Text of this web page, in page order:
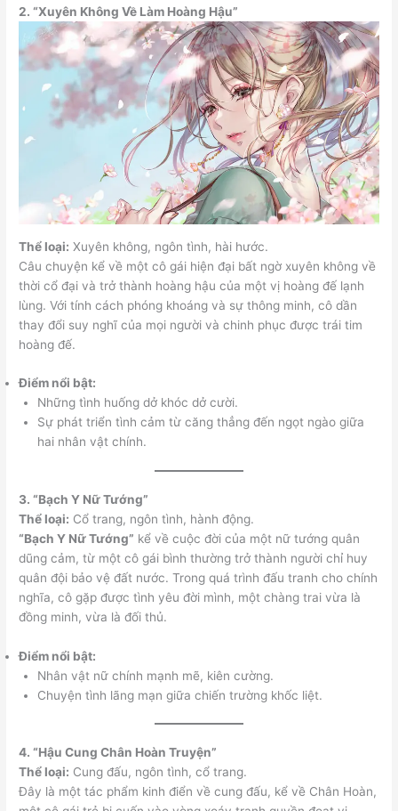
2. “Xuyên Không Về Làm Hoàng Hậu”
Thể loại: Xuyên không, ngôn tình, hài hước.
Câu chuyện kể về một cô gái hiện đại bất ngờ xuyên không về
thời cổ đại và trở thành hoàng hậu của một vị hoàng đế lạnh
lùng. Với tính cách phóng khoáng và sự thông minh, cô dần
thay đổi suy nghĩ của mọi người và chinh phục được trái tim
hoàng đế.
Điểm nổi bật:
Những tình huống dở khóc dở cười.
Sự phát triển tình cảm từ căng thẳng đến ngọt ngào giữa
hai nhân vật chính.
3. “Bạch Y Nữ Tướng”
Thể loại: Cổ trang, ngôn tình, hành động.
“Bạch Y Nữ Tướng” kể về cuộc đời của một nữ tướng quân
dũng cảm, từ một cô gái bình thường trở thành người chỉ huy
quân đội bảo vệ đất nước. Trong quá trình đấu tranh cho chính
nghĩa, cô gặp được tình yêu đời mình, một chàng trai vừa là
đồng minh, vừa là đối thủ.
Điểm nổi bật:
Nhân vật nữ chính mạnh mẽ, kiên cường.
Chuyện tình lãng mạn giữa chiến trường khốc liệt.
4. “Hậu Cung Chân Hoàn Truyện”
Thể loại: Cung đấu, ngôn tình, cổ trang.
Đây là một tác phẩm kinh điển về cung đấu, kể về Chân Hoàn,